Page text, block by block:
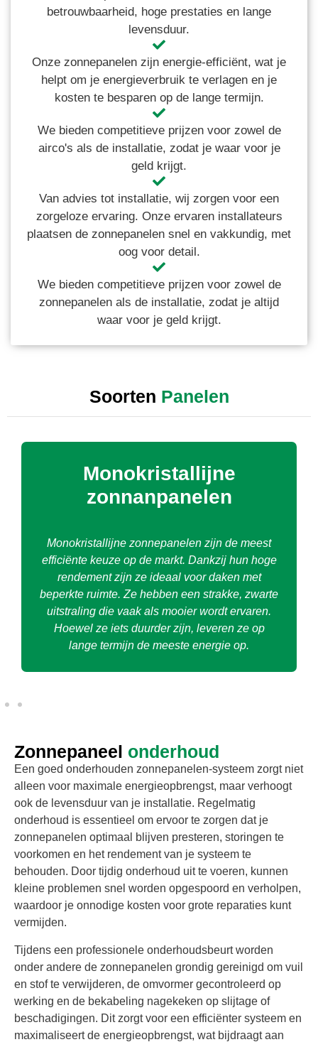
betrouwbaarheid, hoge prestaties en lange
levensduur.
Onze zonnepanelen zijn energie-efficiënt, wat je
helpt om je energieverbruik te verlagen en je
kosten te besparen op de lange termijn.
We bieden competitieve prijzen voor zowel de
airco's als de installatie, zodat je waar voor je
geld krijgt.
Van advies tot installatie, wij zorgen voor een
zorgeloze ervaring. Onze ervaren installateurs
plaatsen de zonnepanelen snel en vakkundig, met
oog voor detail.
We bieden competitieve prijzen voor zowel de
zonnepanelen als de installatie, zodat je altijd
waar voor je geld krijgt.
Soorten Panelen
Monokristallijne
zonnanpanelen
Monokristallijne zonnepanelen zijn de meest
efficiënte keuze op de markt. Dankzij hun hoge
rendement zijn ze ideaal voor daken met
beperkte ruimte. Ze hebben een strakke, zwarte
uitstraling die vaak als mooier wordt ervaren.
Hoewel ze iets duurder zijn, leveren ze op
lange termijn de meeste energie op.
Zonnepaneel onderhoud
Een goed onderhouden zonnepanelen-systeem zorgt niet
alleen voor maximale energieopbrengst, maar verhoogt
ook de levensduur van je installatie. Regelmatig
onderhoud is essentieel om ervoor te zorgen dat je
zonnepanelen optimaal blijven presteren, storingen te
voorkomen en het rendement van je systeem te
behouden. Door tijdig onderhoud uit te voeren, kunnen
kleine problemen snel worden opgespoord en verholpen,
waardoor je onnodige kosten voor grote reparaties kunt
vermijden.
Tijdens een professionele onderhoudsbeurt worden
onder andere de zonnepanelen grondig gereinigd om vuil
en stof te verwijderen, de omvormer gecontroleerd op
werking en de bekabeling nagekeken op slijtage of
beschadigingen. Dit zorgt voor een efficiënter systeem en
maximaliseert de energieopbrengst, wat bijdraagt aan